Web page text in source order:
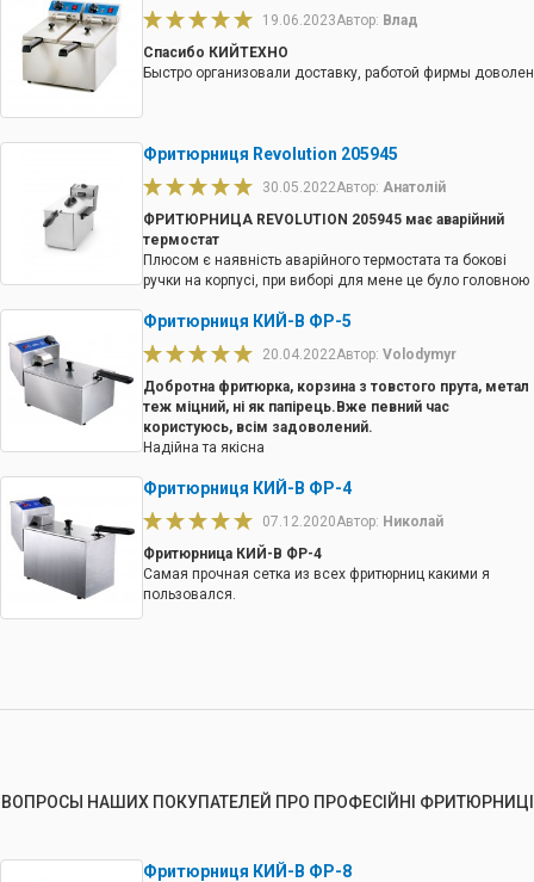
19.06.2023Автор: Влад
Спасибо КИЙТЕХНО
Быстро организовали доставку, работой фирмы доволен
Фритюрниця Revolution 205945
30.05.2022Автор: Анатолій
ФРИТЮРНИЦА REVOLUTION 205945 має аварійний
термостат
Плюсом є наявність аварійного термостата та бокові
ручки на корпусі, при виборі для мене це було головною
допоміг з вибором і наявністю. Дякую
Фритюрниця КИЙ-В ФР-5
20.04.2022Автор: Volodymyr
Добротна фритюрка, корзина з товстого прута, метал
теж міцний, ні як папірець.Вже певний час
користуюсь, всім задоволений.
Надійна та якісна
Фритюрниця КИЙ-В ФР-4
07.12.2020Автор: Николай
Фритюрница КИЙ-В ФР-4
Самая прочная сетка из всех фритюрниц какими я
пользовался.
ВОПРОСЫ НАШИХ ПОКУПАТЕЛЕЙ ПРО ПРОФЕСІЙНІ ФРИТЮРНИЦІ
Фритюрниця КИЙ-В ФР-8